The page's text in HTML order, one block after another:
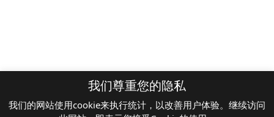
最新动态
我们尊重您的隐私
我们的网站使用cookie来执行统计，以改善用户体验。继续访问